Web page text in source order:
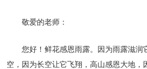
敬爱的老师：
您好！鲜花感恩雨露。因为雨露滋润
空，因为长空让它飞翔，高山感恩大地，